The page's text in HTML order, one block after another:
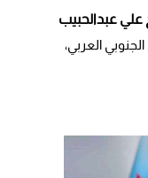
علي عبدالحبيب
العربي،